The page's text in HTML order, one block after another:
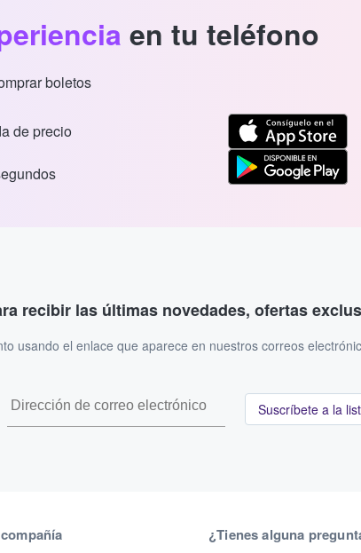
en tu teléfono
boletos
de precio
recibir las últimas novedades, ofertas
usando el enlace que aparece en nuestros correos
Suscríbete a la
¿Tienes alguna